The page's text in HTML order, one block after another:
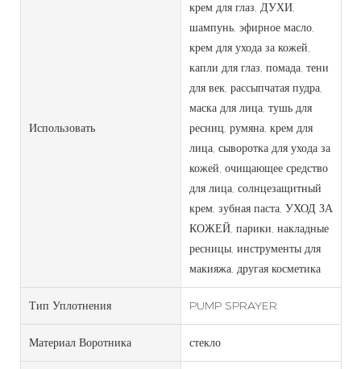
Использовать
крем для глаз, ДУХИ,
шампунь, эфирное масло,
крем для ухода за кожей,
капли для глаз, помада, тени
для век, рассыпчатая пудра,
маска для лица, тушь для
ресниц, румяна, крем для
лица, сыворотка для ухода за
кожей, очищающее средство
для лица, солнцезащитный
крем, зубная паста, УХОД ЗА
КОЖЕЙ, парики, накладные
ресницы, инструменты для
макияжа, другая косметика
Тип Уплотнения PUMP SPRAYER
Материал Воротника стекло